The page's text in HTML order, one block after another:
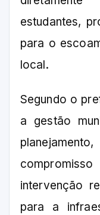
estudantes,
para o
local.
Segundo o
a gestão
intervenção
para a